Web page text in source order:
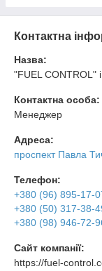
Контактна
Назва:
"FUEL CONTROL"
Контактна особа:
Менеджер
Адреса:
проспект Павла
Телефон:
+380 (96) 895-17-
+380 (50) 317-38-
+380 (98) 946-72-
Сайт компанії:
https://fuel-